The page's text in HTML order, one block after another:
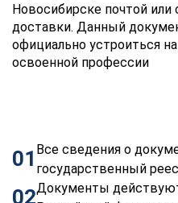
Новосибирске почтой или
доставки. Данный
официально устроиться
освоенной профессии
01 Все сведения о
государственный
02Документы